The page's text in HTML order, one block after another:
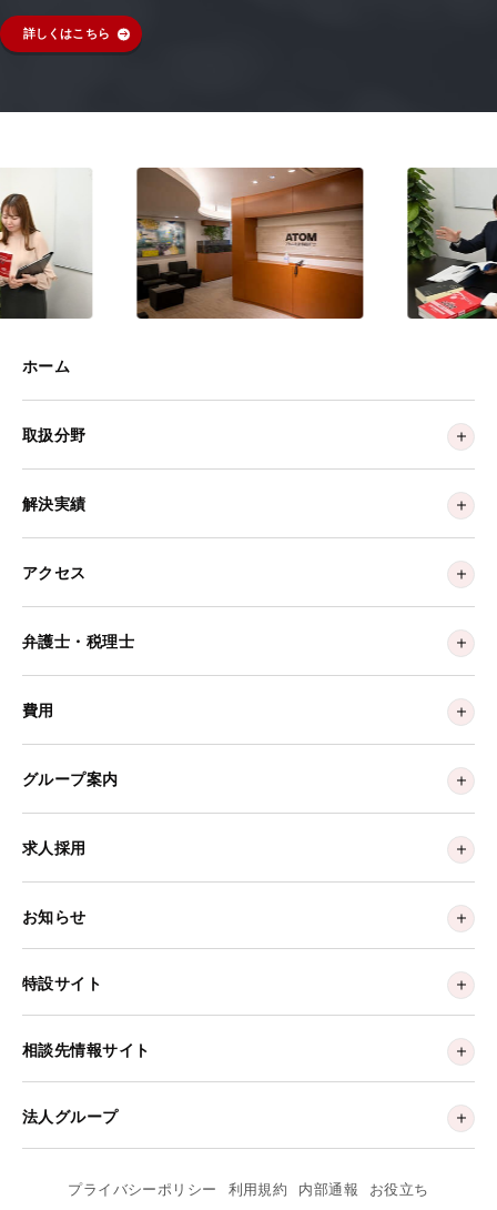
詳しくはこちら
ホーム
取扱分野
解決実績
アクセス
弁護士・税理士
費用
グループ案内
求人採用
お知らせ
特設サイト
相談先情報サイト
法人グループ
プライバシーポリシー 利用規約 内部通報 お役立ち